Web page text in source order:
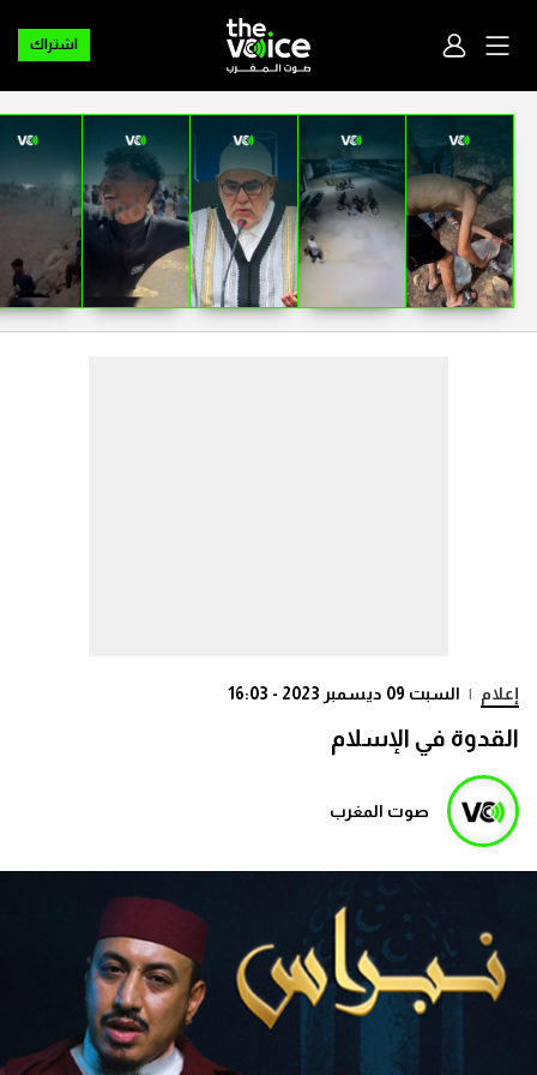
اشتراك
إعلام | السبت 09 ديسمبر 2023 - 16:03
القدوة في الإسلام
صوت المغرب